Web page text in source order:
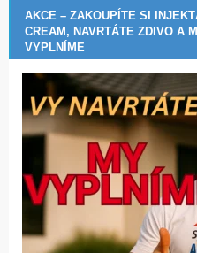
AKCE – ZAKOUPÍTE SI
CREAM, NAVRTÁTE ZDIVO A
VYPLNÍME